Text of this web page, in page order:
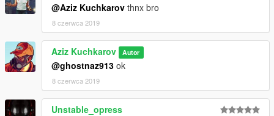
@Aziz Kuchkarov thnx bro
8 czerwca 2019
Aziz Kuchkarov Autor
@ghostnaz913 ok
8 czerwca 2019
Unstable_opress